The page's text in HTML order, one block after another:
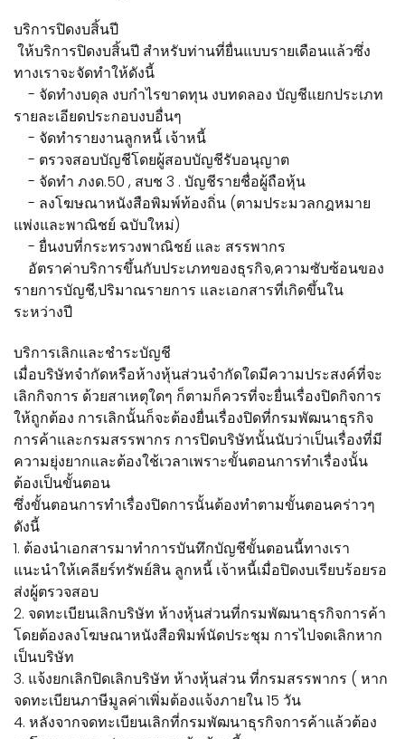
บริการปิดงบสิ้นปี
ให้บริการปิดงบสิ้นปี สำหรับท่านที่ยื่นแบบรายเดือนแล้วซึ่ง
ทางเราจะจัดทำให้ดังนี้
- จัดทำงบดุล งบกำไรขาดทุน งบทดลอง บัญชีแยกประเภท
รายละเอียดประกอบงบอื่นๆ
- จัดทำรายงานลูกหนี้ เจ้าหนี้
- ตรวจสอบบัญชีโดยผู้สอบบัญชีรับอนุญาต
- จัดทำ ภงด.50 , สบช 3 . บัญชีรายชื่อผู้ถือหุ้น
- ลงโฆษณาหนังสือพิมพ์ท้องถิ่น (ตามประมวลกฎหมาย
แพ่งและพาณิชย์ ฉบับใหม่)
- ยื่นงบที่กระทรวงพาณิชย์ และ สรรพากร
อัตราค่าบริการขึ้นกับประเภทของธุรกิจ,ความซับซ้อนของ
รายการบัญชี,ปริมาณรายการ และเอกสารที่เกิดขึ้นใน
ระหว่างปี
บริการเลิกและชำระบัญชี
เมื่อบริษัทจำกัดหรือห้างหุ้นส่วนจำกัดใดมีความประสงค์ที่จะ
เลิกกิจการ ด้วยสาเหตุใดๆ ก็ตามก็ควรที่จะยื่นเรื่องปิดกิจการ
ให้ถูกต้อง การเลิกนั้นก็จะต้องยื่นเรื่องปิดที่กรมพัฒนาธุรกิจ
การค้าและกรมสรรพากร การปิดบริษัทนั้นนับว่าเป็นเรื่องที่มี
ความยุ่งยากและต้องใช้เวลาเพราะขั้นตอนการทำเรื่องนั้น
ต้องเป็นขั้นตอน
ซึ่งขั้นตอนการทำเรื่องปิดการนั้นต้องทำตามขั้นตอนคร่าวๆ
ดังนี้
1. ต้องนำเอกสารมาทำการบันทึกบัญชีขั้นตอนนี้ทางเรา
แนะนำให้เคลียร์ทรัพย์สิน ลูกหนี้ เจ้าหนี้เมื่อปิดงบเรียบร้อยรอ
ส่งผู้ตรวจสอบ
2. จดทะเบียนเลิกบริษัท ห้างหุ้นส่วนที่กรมพัฒนาธุรกิจการค้า
โดยต้องลงโฆษณาหนังสือพิมพ์นัดประชุม การไปจดเลิกหาก
เป็นบริษัท
3. แจ้งยกเลิกปิดเลิกบริษัท ห้างหุ้นส่วน ที่กรมสรรพากร ( หาก
จดทะเบียนภาษีมูลค่าเพิ่มต้องแจ้งภายใน 15 วัน
4. หลังจากจดทะเบียนเลิกที่กรมพัฒนาธุรกิจการค้าแล้วต้อง